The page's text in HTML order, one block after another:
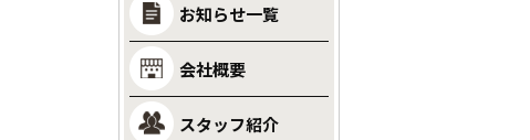
お知らせ一覧
会社概要
スタッフ紹介